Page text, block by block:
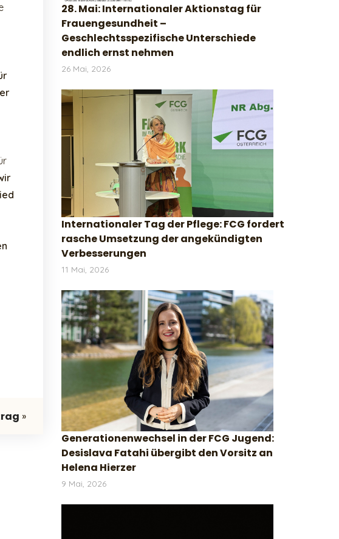
»
28. Mai: Internationaler Aktionstag für
Frauengesundheit –
Geschlechtsspezifische Unterschiede
endlich ernst nehmen
26 Mai, 2026
Internationaler Tag der Pflege: FCG fordert
rasche Umsetzung der angekündigten
Verbesserungen
11 Mai, 2026
Generationenwechsel in der FCG Jugend:
Desislava Fatahi übergibt den Vorsitz an
Helena Hierzer
9 Mai, 2026